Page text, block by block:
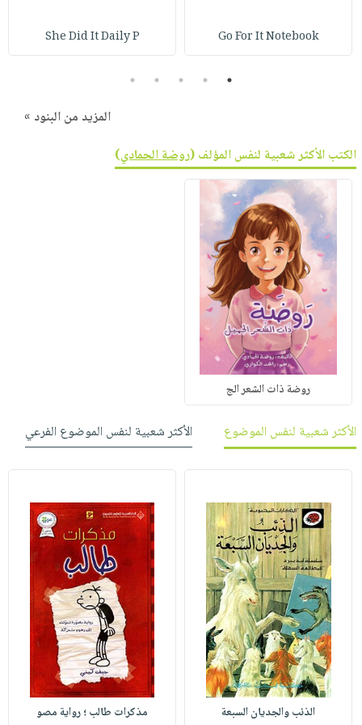
أطفال
مناسبات
أسئلة
يتكرر
وفرات
انشر
كتابك
تواصل
معنا
التسوق
Go For It Notebook
She Did It Daily P
1
2
3
4
5
المزيد من البنود »
الكتب الأكثر شعبية لنفس المؤلف (روضة الحمادي)
روضة ذات الشعر الج
الأكثر شعبية لنفس الموضوع الأكثر شعبية لنفس الموضوع الفرعي
الذئب والجديان السبعة مذكرات طالب ؛ رواية مصو